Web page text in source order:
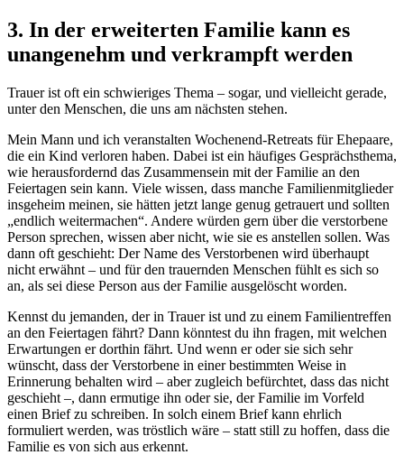
3. In der erweiterten Familie kann es
unangenehm und verkrampft werden
Trauer ist oft ein schwieriges Thema – sogar, und vielleicht gerade,
unter den Menschen, die uns am nächsten stehen.
Mein Mann und ich veranstalten Wochenend-Retreats für Ehepaare,
die ein Kind verloren haben. Dabei ist ein häufiges Gesprächsthema,
wie herausfordernd das Zusammensein mit der Familie an den
Feiertagen sein kann. Viele wissen, dass manche Familienmitglieder
insgeheim meinen, sie hätten jetzt lange genug getrauert und sollten
„endlich weitermachen“. Andere würden gern über die verstorbene
Person sprechen, wissen aber nicht, wie sie es anstellen sollen. Was
dann oft geschieht: Der Name des Verstorbenen wird überhaupt
nicht erwähnt – und für den trauernden Menschen fühlt es sich so
an, als sei diese Person aus der Familie ausgelöscht worden.
Kennst du jemanden, der in Trauer ist und zu einem Familientreffen
an den Feiertagen fährt? Dann könntest du ihn fragen, mit welchen
Erwartungen er dorthin fährt. Und wenn er oder sie sich sehr
wünscht, dass der Verstorbene in einer bestimmten Weise in
Erinnerung behalten wird – aber zugleich befürchtet, dass das nicht
geschieht –, dann ermutige ihn oder sie, der Familie im Vorfeld
einen Brief zu schreiben. In solch einem Brief kann ehrlich
formuliert werden, was tröstlich wäre – statt still zu hoffen, dass die
Familie es von sich aus erkennt.